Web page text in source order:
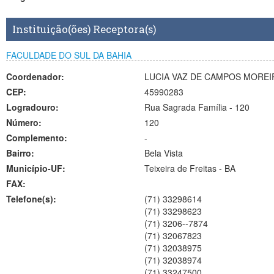
Instituição(ões) Receptora(s)
FACULDADE DO SUL DA BAHIA
Coordenador:
LUCIA VAZ DE CAMPOS
CEP:
45990283
Logradouro:
Rua Sagrada Família - 120
Número:
120
Complemento:
-
Bairro:
Bela Vista
Município-UF:
Teixeira de Freitas- BA
FAX:
Telefone(s):
(71) 33298614
(71) 33298623
(71) 3206--7874
(71) 32067823
(71) 32038975
(71) 32038974